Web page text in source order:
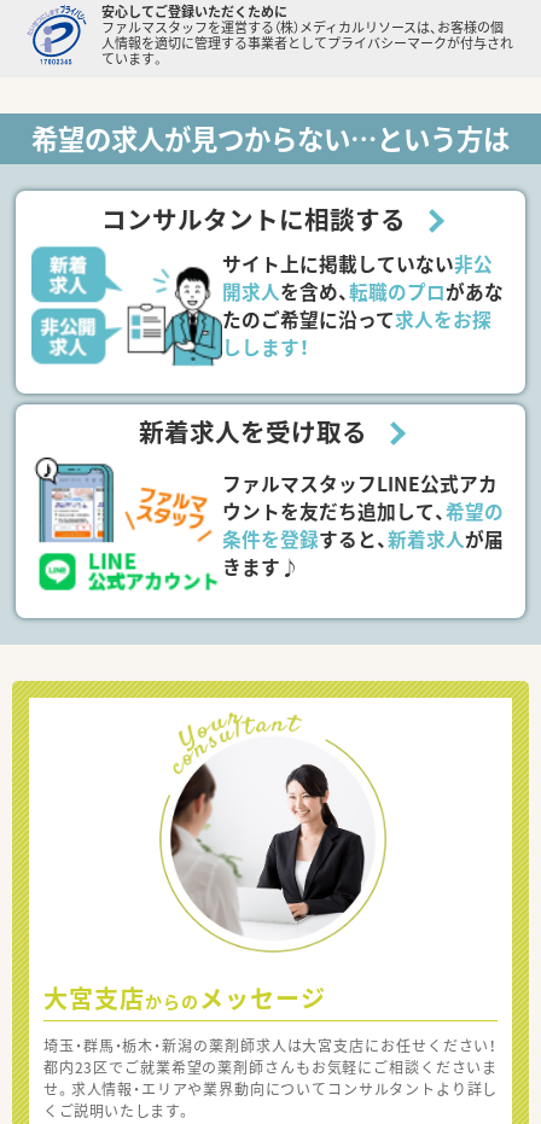
安心してご登録いただくために
ファルマスタッフを運営する（株）メディカルリソースは、お客様の個
人情報を適切に管理する事業者としてプライバシーマークが付与され
ています。
希望の求人が見つからない…という方は
コンサルタントに相談する
サイト上に掲載していない非公
開求人を含め、転職のプロがあな
たのご希望に沿って求人をお探
しします！
新着求人を受け取る
ファルマスタッフLINE公式アカ
ウントを友だち追加して、希望の
条件を登録すると、新着求人が届
きます♪
大宮支店からの メッセージ
埼玉・群馬・栃木・新潟の薬剤師求人は大宮支店にお任せください！
都内23区でご就業希望の薬剤師さんもお気軽にご相談くださいま
せ。求人情報・エリアや業界動向についてコンサルタントより詳し
くご説明いたします。